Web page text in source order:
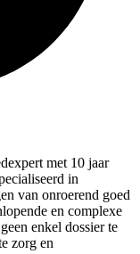
met 10 jaar
in
van onroerend goed
en complexe
enkel dossier te
zorg en